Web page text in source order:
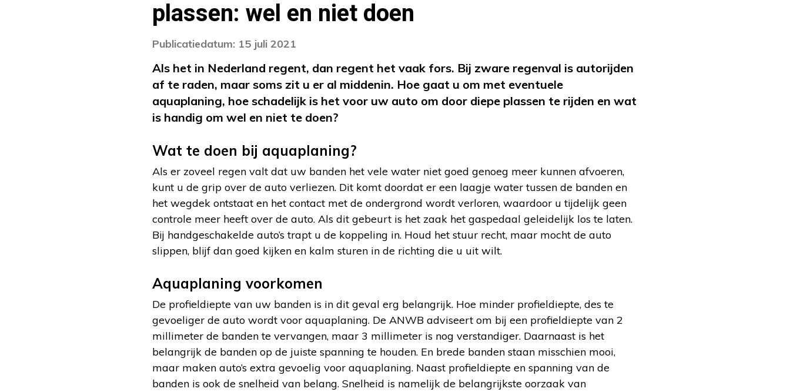
plassen: wel en niet doen
Publicatiedatum: 15 juli 2021
Als het in Nederland regent, dan regent het vaak fors. Bij zware regenval is autorijden
af te raden, maar soms zit u er al middenin. Hoe gaat u om met eventuele
aquaplaning, hoe schadelijk is het voor uw auto om door diepe plassen te rijden en wat
is handig om wel en niet te doen?
Wat te doen bij aquaplaning?
Als er zoveel regen valt dat uw banden het vele water niet goed genoeg meer kunnen afvoeren,
kunt u de grip over de auto verliezen. Dit komt doordat er een laagje water tussen de banden en
het wegdek ontstaat en het contact met de ondergrond wordt verloren, waardoor u tijdelijk geen
controle meer heeft over de auto. Als dit gebeurt is het zaak het gaspedaal geleidelijk los te laten.
Bij handgeschakelde auto’s trapt u de koppeling in. Houd het stuur recht, maar mocht de auto
slippen, blijf dan goed kijken en kalm sturen in de richting die u uit wilt.
Aquaplaning voorkomen
De profieldiepte van uw banden is in dit geval erg belangrijk. Hoe minder profieldiepte, des te
gevoeliger de auto wordt voor aquaplaning. De ANWB adviseert om bij een profieldiepte van 2
millimeter de banden te vervangen, maar 3 millimeter is nog verstandiger. Daarnaast is het
belangrijk de banden op de juiste spanning te houden. En brede banden staan misschien mooi,
maar maken auto’s extra gevoelig voor aquaplaning. Naast profieldiepte en spanning van de
banden is ook de snelheid van belang. Snelheid is namelijk de belangrijkste oorzaak van